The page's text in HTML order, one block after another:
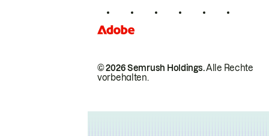
© 2026 Semrush Holdings.Alle Rechte
vorbehalten.